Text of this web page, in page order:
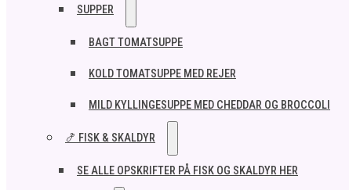
SUPPER
BAGT TOMATSUPPE
KOLD TOMATSUPPE MED REJER
MILD KYLLINGESUPPE MED CHEDDAR OG BROCCOLI
🍤 FISK & SKALDYR
SE ALLE OPSKRIFTER PÅ FISK OG SKALDYR HER